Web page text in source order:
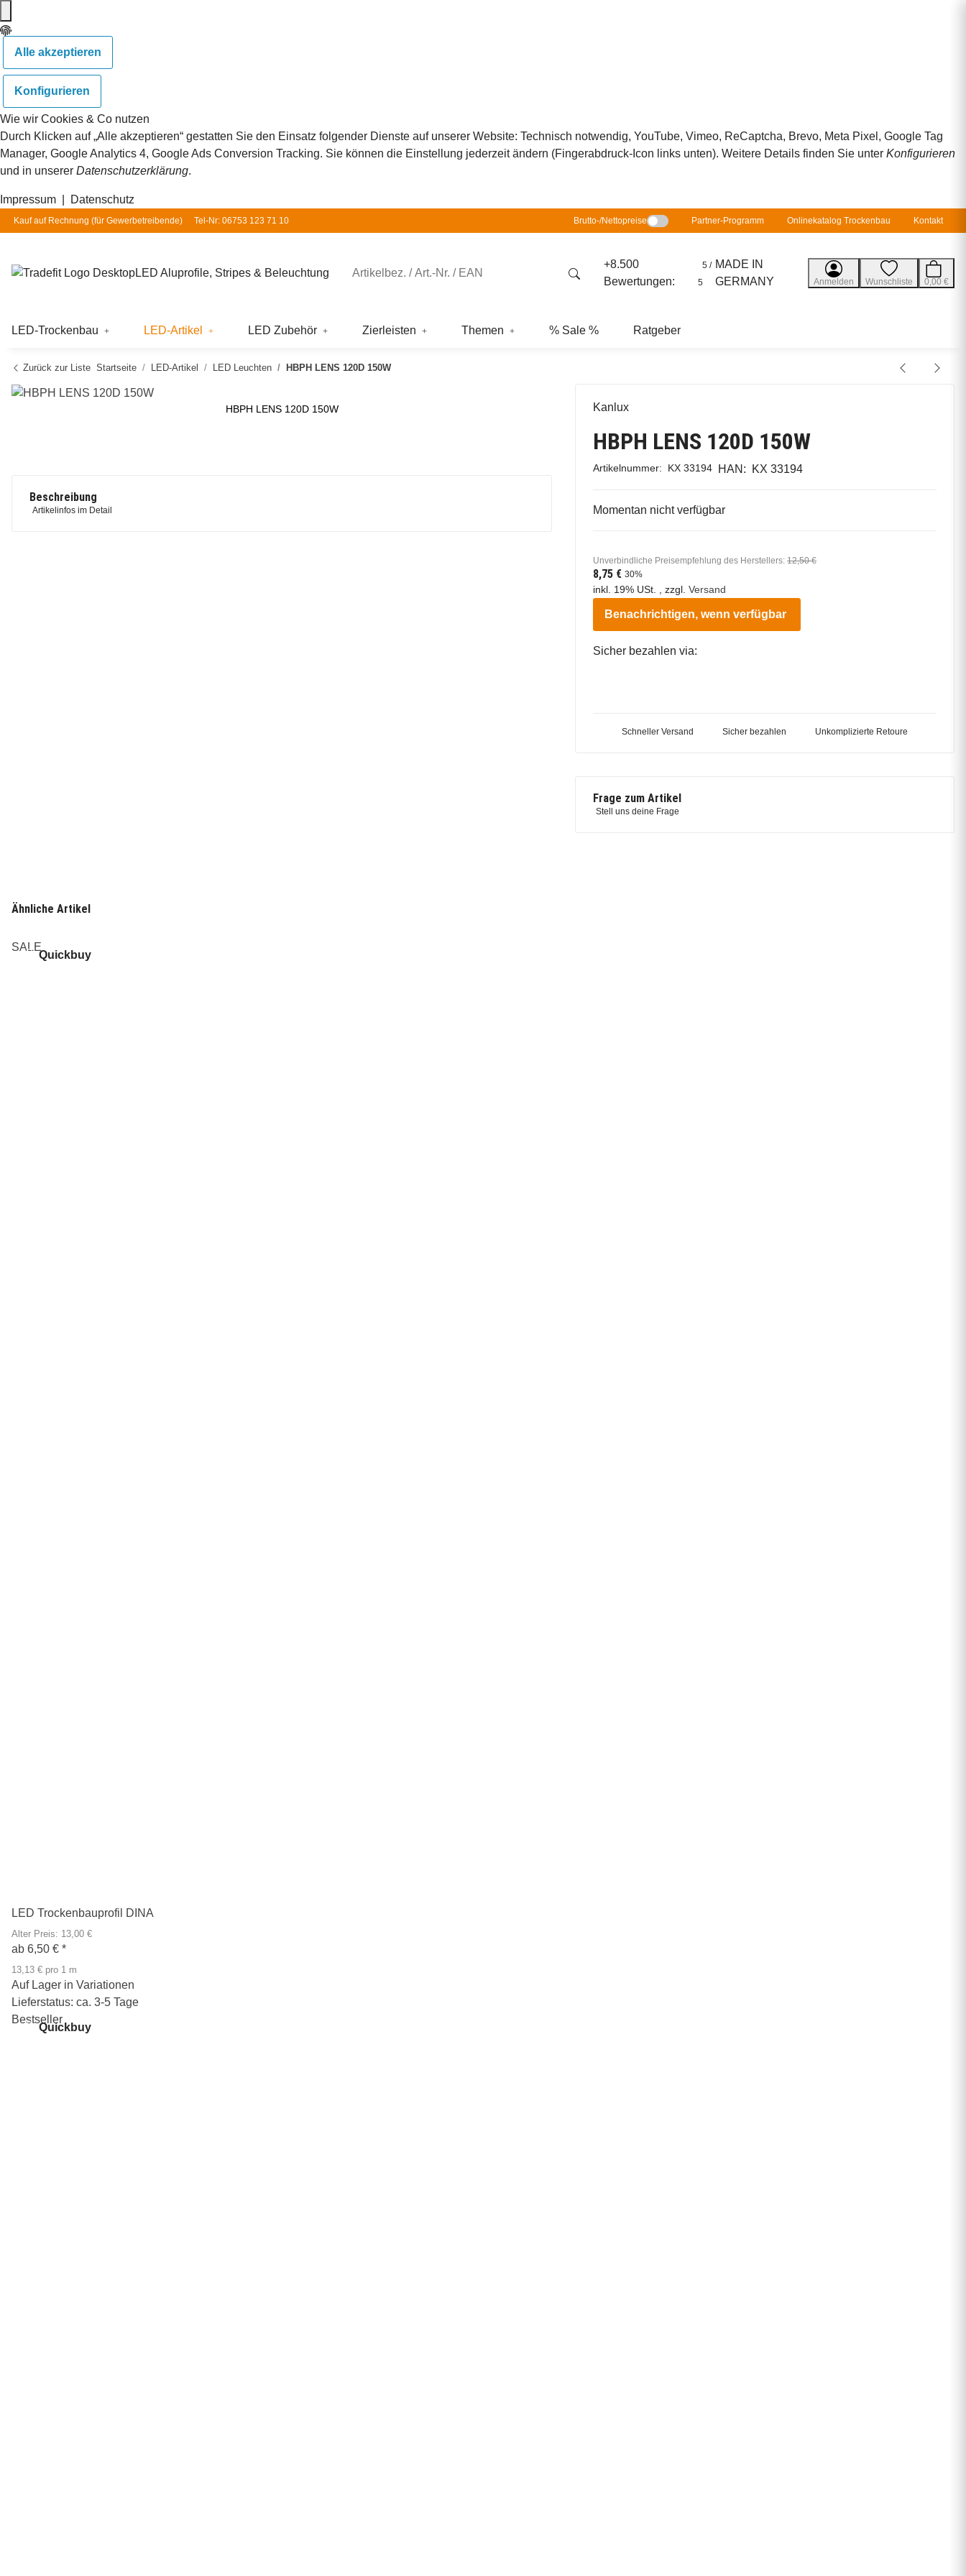
Alle akzeptieren
Konfigurieren
Wie wir Cookies & Co nutzen
Durch Klicken auf „Alle akzeptieren“ gestatten Sie den Einsatz folgender Dienste auf unserer Website: Technisch notwendig, YouTube, Vimeo, ReCaptcha, Brevo, Meta Pixel, Google Tag
Manager, Google Analytics 4, Google Ads Conversion Tracking. Sie können die Einstellung jederzeit ändern (Fingerabdruck-Icon links unten). Weitere Details finden Sie unter Konfigurieren
und in unserer Datenschutzerklärung.
Impressum Datenschutz
Kauf auf Rechnung (für Gewerbetreibende) Tel-Nr: 06753 123 71 10 Brutto-/Nettopreise Partner-Programm Onlinekatalog Trockenbau Kontakt
LED Aluprofile, Stripes & Beleuchtung
+8.500
Bewertungen:
5 /
5
MADE IN
GERMANY
Anmelden Wunschliste 0,00 €
LED-Trockenbau LED-Artikel LED Zubehör Zierleisten Themen % Sale % Ratgeber
Zurück zur Liste Startseite LED-Artikel LED Leuchten HBPH LENS 120D 150W
Kanlux
HBPH LENS 120D 150W
Artikelnummer: KX 33194 HAN: KX 33194
Momentan nicht verfügbar
Unverbindliche Preisempfehlung des Herstellers: 12,50 €
8,75 € 30%
inkl. 19% USt. , zzgl. Versand
Benachrichtigen, wenn verfügbar
Sicher bezahlen via:
Schneller Versand Sicher bezahlen Unkomplizierte Retoure
Frage zum Artikel
Stell uns deine Frage
HBPH LENS 120D 150W
Beschreibung
Artikelinfos im Detail
Ähnliche Artikel
Quickbuy
SALE
LED Trockenbauprofil DINA
Alter Preis: 13,00 €
ab 6,50 € *
13,13 € pro 1 m
Auf Lager in Variationen
Lieferstatus: ca. 3-5 Tage
Quickbuy
Bestseller